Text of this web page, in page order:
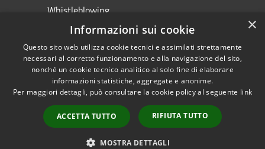
Whistleblowing
Accessibilità
Copyright © 2026 • Comune di
Carimate • Powered by
Municipium•
Accesso
redazione
×
Informazioni sui cookie
Questo sito web utilizza cookie tecnici e assimilati strettamente
necessari al corretto funzionamento e alla navigazione del sito,
nonché un cookie tecnico analitico al solo fine di elaborare
informazioni statistiche, aggregate e anonime.
Per maggiori dettagli, può consultare la cookie policy al seguente link
ACCETTA TUTTO RIFIUTA TUTTO
MOSTRA DETTAGLI